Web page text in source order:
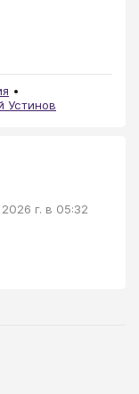
Устинов
г. в 05:32